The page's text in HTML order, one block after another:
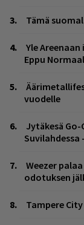
Tämä
Yle
Eppu
vuodelle
Jytäkesä
Weezer
odotuksen
Tampere